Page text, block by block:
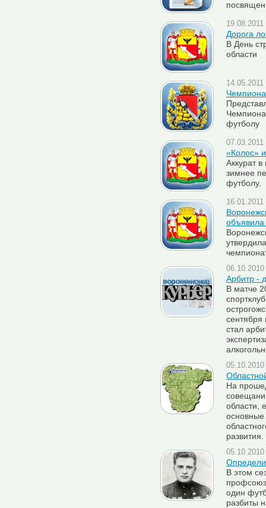
Дорога
В День
области
футболу
«Колос»
Аккурат
зимнее
футболу.
объявила
Арбитр -
В матче
стал
На
области,
развития.
В этом
один
разбиты